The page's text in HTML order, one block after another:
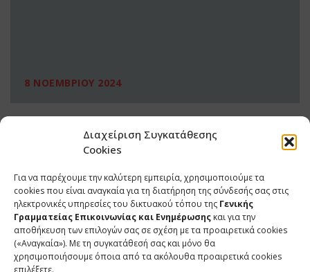
Διαχείριση Συγκατάθεσης
Cookies
Για να παρέχουμε την καλύτερη εμπειρία, χρησιμοποιούμε τα
cookies που είναι αναγκαία για τη διατήρηση της σύνδεσής σας στις
ηλεκτρονικές υπηρεσίες του δικτυακού τόπου της Γενικής
Γραμματείας Επικοινωνίας και Ενημέρωσης και για την
αποθήκευση των επιλογών σας σε σχέση με τα προαιρετικά cookies
(«Αναγκαία»). Με τη συγκατάθεσή σας και μόνο θα
χρησιμοποιήσουμε όποια από τα ακόλουθα προαιρετικά cookies
επιλέξετε.
8 ΝΟΕΜΒΡΙΟΥ 2024
ΕΠΙΚΟΙΝΩΝΙΑ